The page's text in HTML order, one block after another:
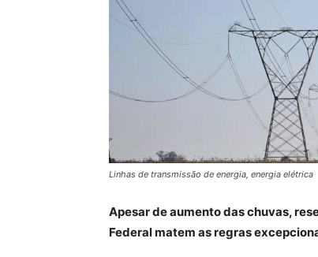
Linhas de transmissão de energia, energia elétrica
Apesar de aumento das chuvas,
Federal matem as regras